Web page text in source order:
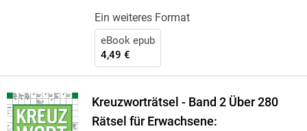
Ein weiteres Format
eBook epub
4,49 €
Kreuzworträtsel - Band 2 Über 280
Rätsel für Erwachsene: